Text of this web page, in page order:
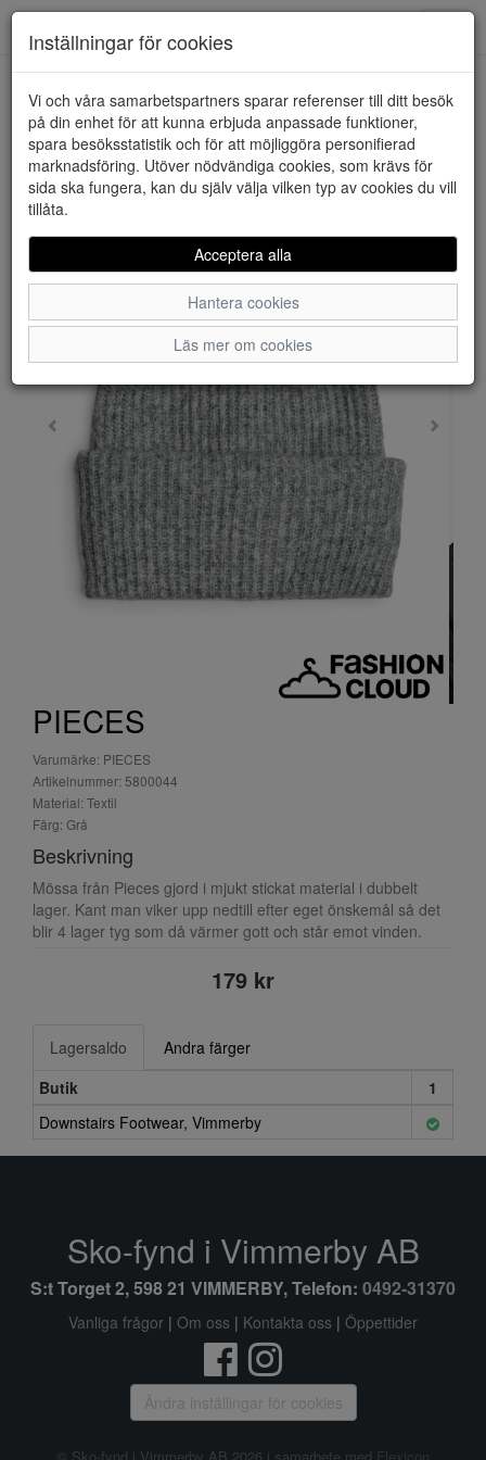
HEM PIECES
PIECES
Varumärke: PIECES
Artikelnummer: 5800044
Material: Textil
Färg: Grå
Beskrivning
Mössa från Pieces gjord i mjukt stickat material i dubbelt
lager. Kant man viker upp nedtill efter eget önskemål så det
blir 4 lager tyg som då värmer gott och står emot vinden.
179 kr
Lagersaldo
Andra färger
Butik
1
Downstairs Footwear, Vimmerby
Inställningar för cookies
Vi och våra samarbetspartners sparar referenser till ditt besök
på din enhet för att kunna erbjuda anpassade funktioner,
spara besöksstatistik och för att möjliggöra personifierad
marknadsföring. Utöver nödvändiga cookies, som krävs för
sida ska fungera, kan du själv välja vilken typ av cookies du vill
tillåta.
Acceptera alla
Hantera cookies
Läs mer om cookies
Sko-fynd i Vimmerby AB
S:t Torget 2, 598 21 VIMMERBY, Telefon: 0492-31370
Vanliga frågor | Om oss | Kontakta oss | Öppettider
Ändra inställingar för cookies